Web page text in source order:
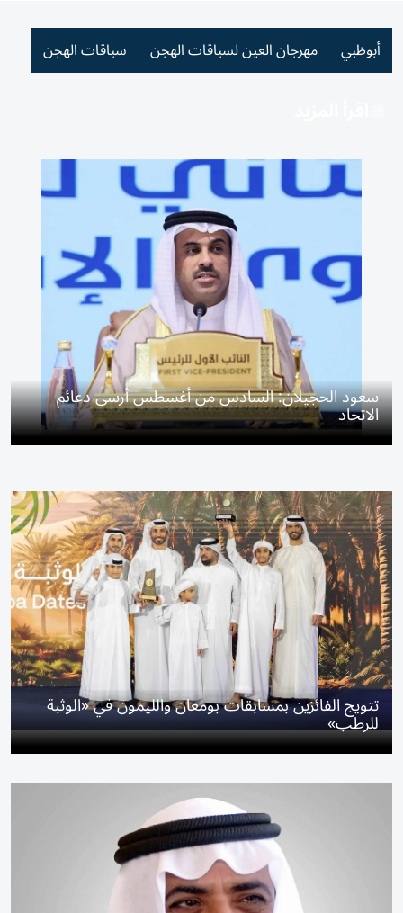
أبوظبي مهرجان العين لسباقات الهجن سباقات الهجن
سعود الحجيلان: السادس من أغسطس أرسى دعائم
الاتحاد
تتويج الفائزين بمسابقات بومعان والليمون في «الوثبة
للرطب»